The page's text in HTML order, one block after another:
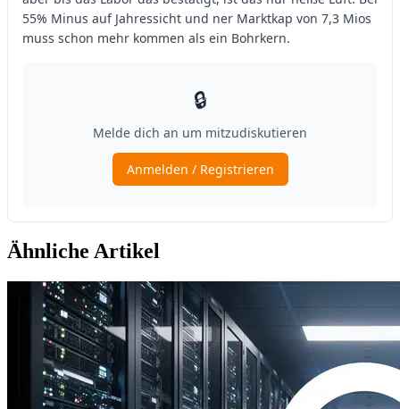
Ähnliche Artikel